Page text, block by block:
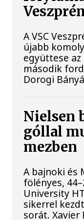
A VSC
újabb
együttese
második
Dorogi
Nielsen
góllal
mezben
A bajnoki és
fölényes,
University
sikerrel
sorát.